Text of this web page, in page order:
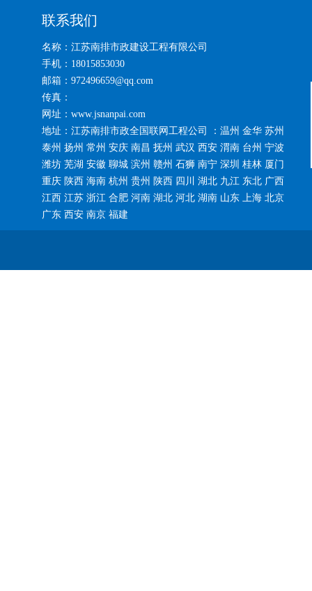
联系我们
名称：江苏南排市政建设工程有限公司
手机：18015853030
邮箱：972496659@qq.com
传真：
网址：www.jsnanpai.com
地址：江苏南排市政全国联网工程公司 ：温州 金华 苏州
泰州 扬州 常州 安庆 南昌 抚州 武汉 西安 渭南 台州 宁波
潍坊 芜湖 安徽 聊城 滨州 赣州 石狮 南宁 深圳 桂林 厦门
重庆 陕西 海南 杭州 贵州 陕西 四川 湖北 九江 东北 广西
江西 江苏 浙江 合肥 河南 湖北 河北 湖南 山东 上海 北京
广东 西安 南京 福建